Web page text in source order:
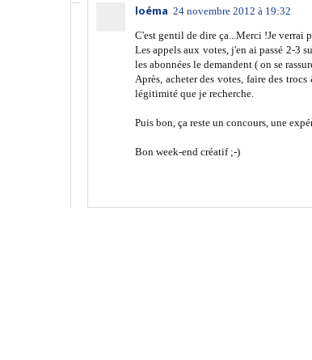
loéma 24 novembre 2012 à 19:32
C'est gentil de dire ça...Merci !Je verrai
Les appels aux votes, j'en ai passé 2-3
les abonnées le demandent ( on se
Après, acheter des votes, faire des
légitimité que je recherche.
Puis bon, ça reste un concours, une
Bon week-end créatif ;-)